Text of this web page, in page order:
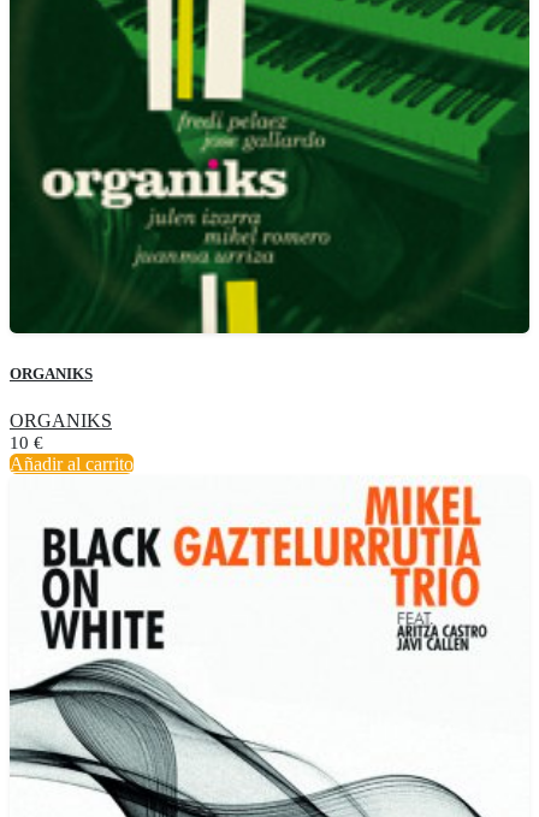
ORGANIKS
ORGANIKS
10 €
Añadir al carrito